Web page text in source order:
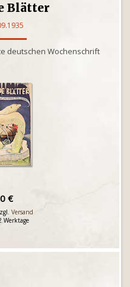
Blätter
deutschen Wochenschrift
€
Versand
Werktage